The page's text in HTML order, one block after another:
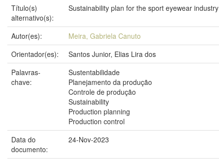
Título(s)
alternativo(s):
Sustainability plan for the sport eyewear industry
Autor(es):
Meira, Gabriela Canuto
Orientador(es):
Santos Junior, Elias Lira dos
Palavras-
chave:
Sustentabilidade
Planejamento da produção
Controle de produção
Sustainability
Production planning
Production control
Data do
documento:
24-Nov-2023